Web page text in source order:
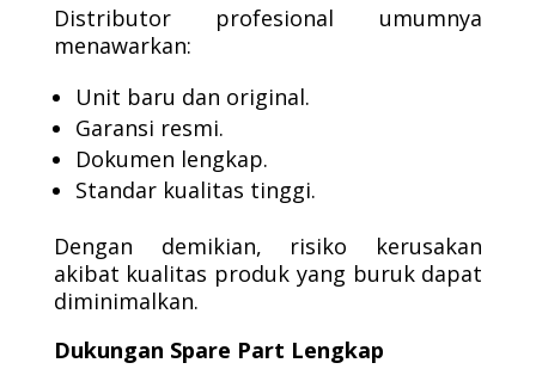
Distributor profesional umumnya
menawarkan:
Unit baru dan original.
Garansi resmi.
Dokumen lengkap.
Standar kualitas tinggi.
Dengan demikian, risiko kerusakan
akibat kualitas produk yang buruk dapat
diminimalkan.
Dukungan Spare Part Lengkap